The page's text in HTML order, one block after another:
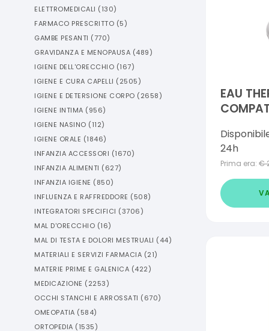
ELETTROMEDICALI (130)
FARMACO PRESCRITTO (5)
GAMBE PESANTI (770)
GRAVIDANZA E MENOPAUSA (489)
IGIENE DELL'ORECCHIO (167)
IGIENE E CURA CAPELLI (2505)
IGIENE E DETERSIONE CORPO (2658)
IGIENE INTIMA (956)
IGIENE NASINO (112)
IGIENE ORALE (1846)
INFANZIA ACCESSORI (1670)
INFANZIA ALIMENTI (627)
INFANZIA IGIENE (850)
INFLUENZA E RAFFREDDORE (508)
INTEGRATORI SPECIFICI (3706)
MAL D'ORECCHIO (16)
MAL DI TESTA E DOLORI MESTRUALI (44)
MATERIALI E SERVIZI FARMACIA (21)
MATERIE PRIME E GALENICA (422)
MEDICAZIONE (2253)
OCCHI STANCHI E ARROSSATI (670)
OMEOPATIA (584)
ORTOPEDIA (1535)
EAU
24h
Prima era: €